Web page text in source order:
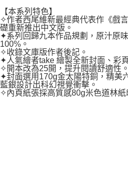
【本系列特色】
✧作者西尾維新最經典代表作《戲
礎重新推出中文版。
✦系列回歸九本作品規劃，原汁原
100%。
✧收錄文庫版作者後記。
✦人氣繪者take 繪製全新封面、彩
✧開本改為25開，提升閱讀舒適性。
✦封面選用170g金太陽特銅，精美
藍銀設計出科幻視覺衝擊。
✧內頁紙張採高質感80g米色道林紙